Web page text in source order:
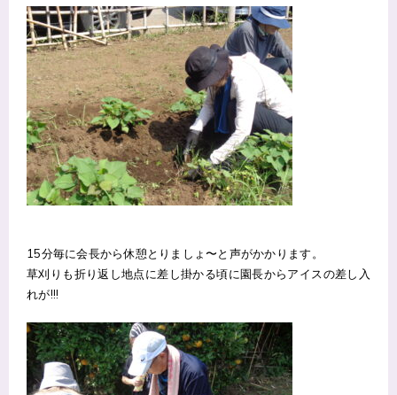
15分毎に会長から休憩とりましょ〜と声がかかります。
草刈りも折り返し地点に差し掛かる頃に園長からアイスの差し入
れが!!!